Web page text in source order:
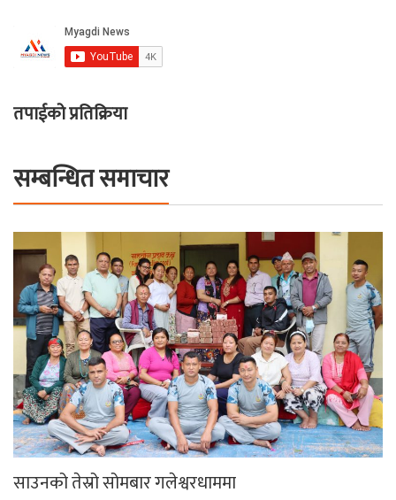
तपाईको प्रतिक्रिया
सम्बन्धित समाचार
साउनको तेस्रो सोमबार गलेश्वरधाममा